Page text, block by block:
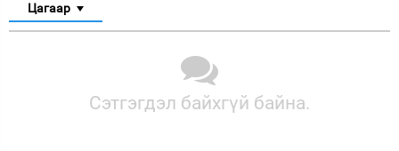
Цагаар
Сэтгэгдэл байхгүй байна.